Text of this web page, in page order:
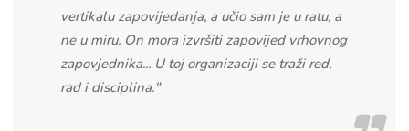
vertikalu zapovijedanja, a učio sam je u ratu, a
ne u miru. On mora izvršiti zapovijed vrhovnog
zapovjednika... U toj organizaciji se traži red,
rad i disciplina."